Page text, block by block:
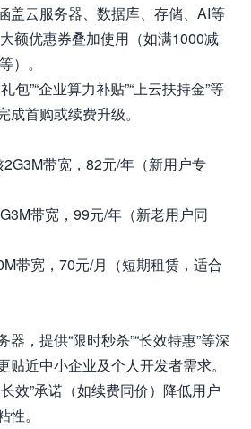
盖云服务器、数据库、存储、AI等
额优惠券叠加使用（如满1000减
）。
包”“企业算力补贴”“上云扶持金”等
首购或续费升级。
带宽，82元/年（新用户专
带宽，99元/年（新老用户同
带宽，70元/月（短期租赁，适合
，提供“限时秒杀”“长效特惠”等深
贴近中小企业及个人开发者需求。
效”承诺（如续费同价）降低用户
。